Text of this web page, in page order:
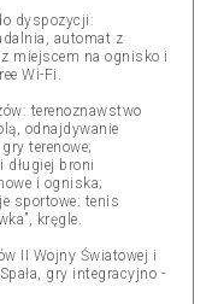
dyspozycji:
automat z
miejscem na ognisko i
Wi-Fi.
terenoznawstwo
odnajdywanie
terenowe;
długiej broni
i ogniska;
sportowe: tenis
kręgle.
II Wojny Światowej i
gry integracyjno -